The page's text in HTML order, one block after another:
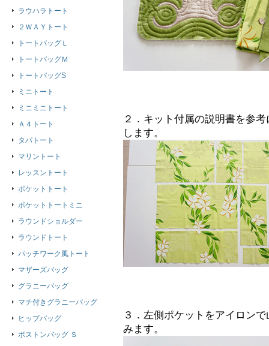
２．キット付属の説明書を参
します。
３．左側ポケットをアイロン
みます。
ラウハラトート
２ＷＡＹトート
トートバッグＬ
トートバッグＭ
トートバッグS
ミニトート
ミニミニトート
Ａ４トート
タパトート
マリントート
レッスントート
ポケットトート
ポケットトートミニ
ラウンドショルダー
ラウンドトート
パッチワーク風トート
マザーズバッグ
グラニーバッグ
マチ付きグラニーバッグ
ヒップバッグ
ボストンバッグ Ｓ